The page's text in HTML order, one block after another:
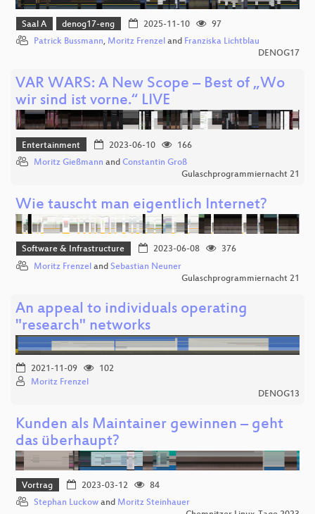
Saal A denog17-eng 2025-11-10
97
Patrick Bussmann, Moritz Frenzel and Franziska Lichtblau
DENOG17
VAR WARS: A New Scope – Best of „Wo
wir sind ist vorne.“ LIVE
Entertainment 2023-06-10
166
Moritz Gießmann and Constantin Groß
Gulaschprogrammiernacht 21
Wie tauscht man eigentlich Internet?
Software & Infrastructure 2023-06-08
376
Moritz Frenzel and Sebastian Neuner
Gulaschprogrammiernacht 21
An appeal to individuals operating
"research" networks
2021-11-09
102
Moritz Frenzel
DENOG13
Kunden als Maintainer gewinnen – geht
das überhaupt?
Vortrag 2023-03-12
84
Stephan Luckow and Moritz Steinhauer